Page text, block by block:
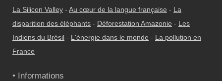
La Silicon Valley - Au cœur de la langue française - La
disparition des éléphants - Déforestation Amazonie - Les
Indiens du Brésil - L'énergie dans le monde - La pollution en
France
• Informations